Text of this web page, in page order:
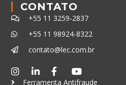
CONTATO
+55 11 3259-2837
+55 11 98924-8322
contato@lec.com.br
Ferramenta Antifraude